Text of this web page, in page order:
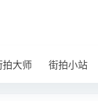
拍大师 街拍小站